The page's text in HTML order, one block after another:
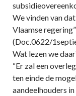
We vinden van
Vlaamse
(Doc.0622/
Wat lezen we
“Er zal een
ten einde de
aandeelhouders